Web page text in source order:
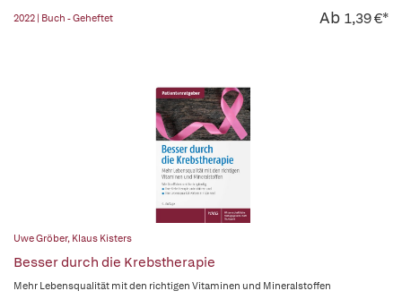
2022 | Buch - Geheftet Ab 1,39 €*
Uwe Gröber, Klaus Kisters
Besser durch die Krebstherapie
Mehr Lebensqualität mit den richtigen Vitaminen und Mineralstoffen